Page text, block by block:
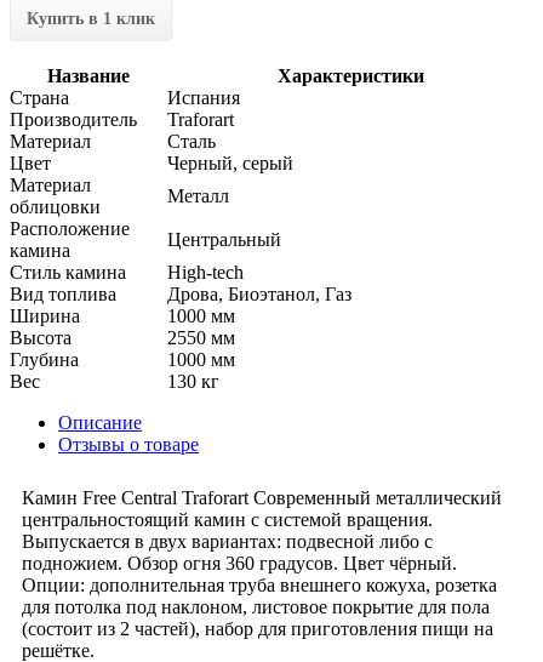
Купить в 1 клик
Название
Характеристики
Страна
Испания
Производитель
Traforart
Материал
Сталь
Цвет
Черный, серый
Материал
облицовки
Металл
Расположение
камина
Центральный
Стиль камина
High-tech
Вид топлива
Дрова, Биоэтанол, Газ
Ширина
1000 мм
Высота
2550 мм
Глубина
1000 мм
Вес
130 кг
Описание
Отзывы о товаре
Камин Free Central Traforart Современный металлический
центральностоящий камин с системой вращения.
Выпускается в двух вариантах: подвесной либо с
подножием. Обзор огня 360 градусов. Цвет чёрный.
Опции: дополнительная труба внешнего кожуха, розетка
для потолка под наклоном, листовое покрытие для пола
(состоит из 2 частей), набор для приготовления пищи на
решётке.